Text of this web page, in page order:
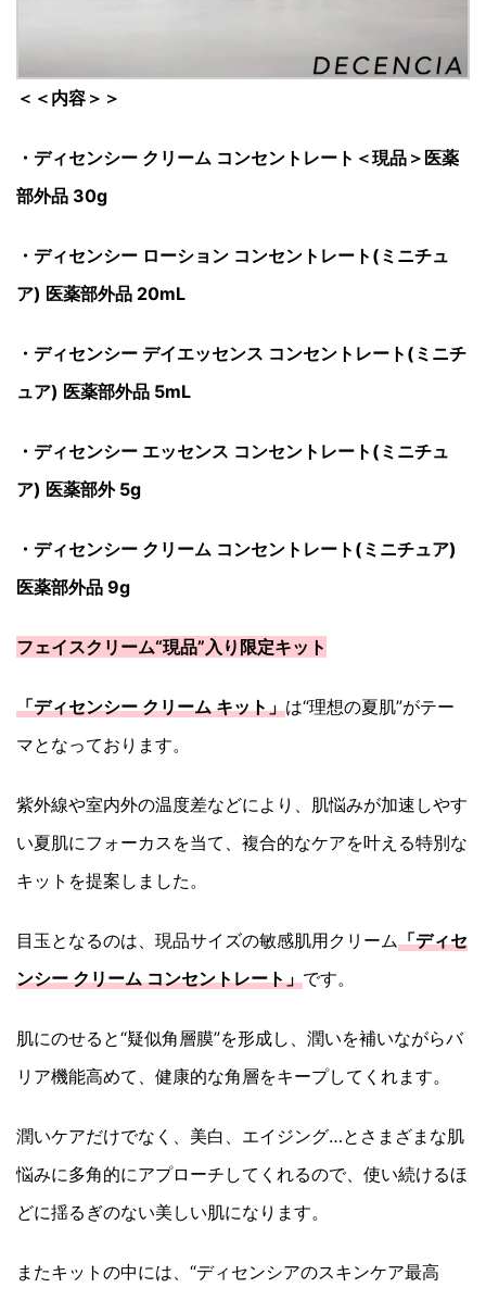
＜＜内容＞＞
・ディセンシー クリーム コンセントレート＜現品＞医薬
部外品 30g
・ディセンシー ローション コンセントレート(ミニチュ
ア) 医薬部外品 20mL
・ディセンシー デイエッセンス コンセントレート(ミニチ
ュア) 医薬部外品 5mL
・ディセンシー エッセンス コンセントレート(ミニチュ
ア) 医薬部外 5g
・ディセンシー クリーム コンセントレート(ミニチュア)
医薬部外品 9g
フェイスクリーム“現品”入り限定キット
「ディセンシー クリーム キット」は“理想の夏肌”がテー
マとなっております。
紫外線や室内外の温度差などにより、肌悩みが加速しやす
い夏肌にフォーカスを当て、複合的なケアを叶える特別な
キットを提案しました。
目玉となるのは、現品サイズの敏感肌用クリーム「ディセ
ンシー クリーム コンセントレート」です。
肌にのせると“疑似角層膜”を形成し、潤いを補いながらバ
リア機能高めて、健康的な角層をキープしてくれます。
潤いケアだけでなく、美白、エイジング…とさまざまな肌
悩みに多角的にアプローチしてくれるので、使い続けるほ
どに揺るぎのない美しい肌になります。
またキットの中には、“ディセンシアのスキンケア最高